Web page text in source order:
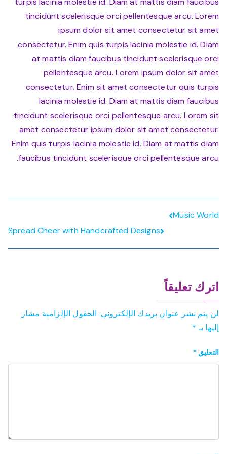
Self-
tincidunt scelerisque orci pellentesque arcu. Lorem
ipsum dolor sit amet consectetur sit amet
consectetur. Enim quis turpis lacinia molestie id. Diam
at mattis diam faucibus tincidunt scelerisque orci
pellentesque arcu. Lorem ipsum dolor sit amet
consectetur. Enim sit amet consectetur quis turpis
lacinia molestie id. Diam at mattis diam faucibus
tincidunt scelerisque orci pellentesque arcu. Lorem sit
amet consectetur ipsum dolor sit amet consectetur.
Enim quis turpis lacinia molestie id. Diam at mattis diam
faucibus tincidunt scelerisque orci pellentesque arcu.
تصفّح
Music World
Spread Cheer with Handcrafted Designs
اترك تعليقاً
لن يتم نشر عنوان بريدك الإلكتروني. الحقول الإلزامية مشار
إليها بـ *
التعليق *